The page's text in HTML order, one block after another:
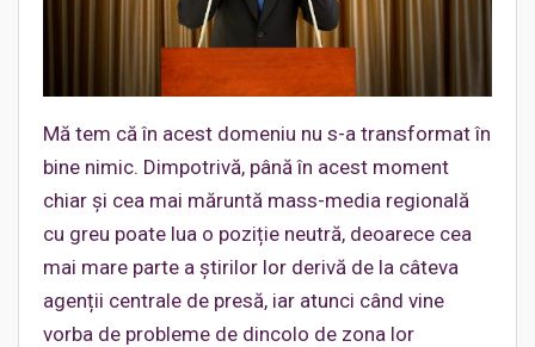
Mă tem că în acest domeniu nu s-a transformat în
bine nimic. Dimpotrivă, până în acest moment
chiar și cea mai măruntă mass-media regională
cu greu poate lua o poziție neutră, deoarece cea
mai mare parte a știrilor lor derivă de la câteva
agenții centrale de presă, iar atunci când vine
vorba de probleme de dincolo de zona lor